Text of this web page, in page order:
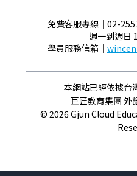
免費客服專線｜02-
週一到週日
學員服務信箱｜
本網站已經依據台
巨匠教育集團 外
© 2026 Gjun Cloud